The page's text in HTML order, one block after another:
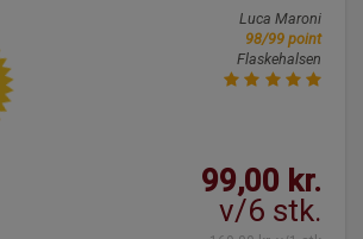
Luca Maroni
98/99 point
Flaskehalsen
99,00 kr.
v/6 stk.